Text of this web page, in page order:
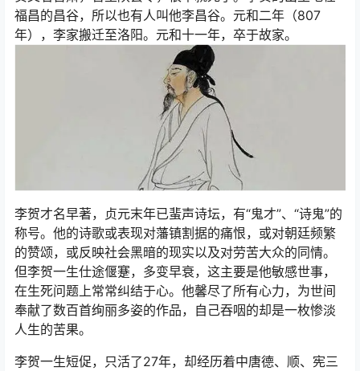
福昌的昌谷，所以也有人叫他李昌谷。元和二年（807
年），李家搬迁至洛阳。元和十一年，卒于故家。
李贺才名早著，贞元末年已蜚声诗坛，有“鬼才”、“诗鬼”的
称号。他的诗歌或表现对藩镇割据的痛恨，或对朝廷频繁
的赞颂，或反映社会黑暗的现实以及对劳苦大众的同情。
但李贺一生仕途偃蹇，多变早衰，这主要是他敏感世事，
在生死问题上常常纠结于心。他馨尽了所有心力，为世间
奉献了数百首绚丽多姿的作品，自己吞咽的却是一枚惨淡
人生的苦果。
李贺一生短促，只活了27年，却经历着中唐德、顺、宪三